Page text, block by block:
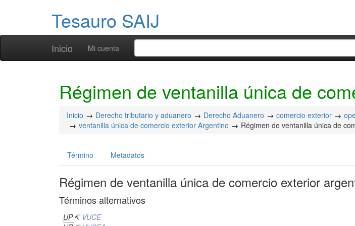
Tesauro SAIJ
Inicio Mi cuenta
Régimen de ventanilla única de
Inicio Derecho tributario y aduanero Derecho Aduanero comercio exterior
ventanilla única de comercio exterior Argentino
Régimen de ventanilla única de
Término Metadatos
Régimen de ventanilla única de comercio exterior
Términos alternativos
UP ↸ VUCE